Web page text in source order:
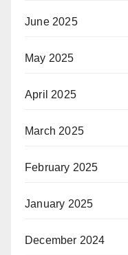
June 2025
May 2025
April 2025
March 2025
February 2025
January 2025
December 2024